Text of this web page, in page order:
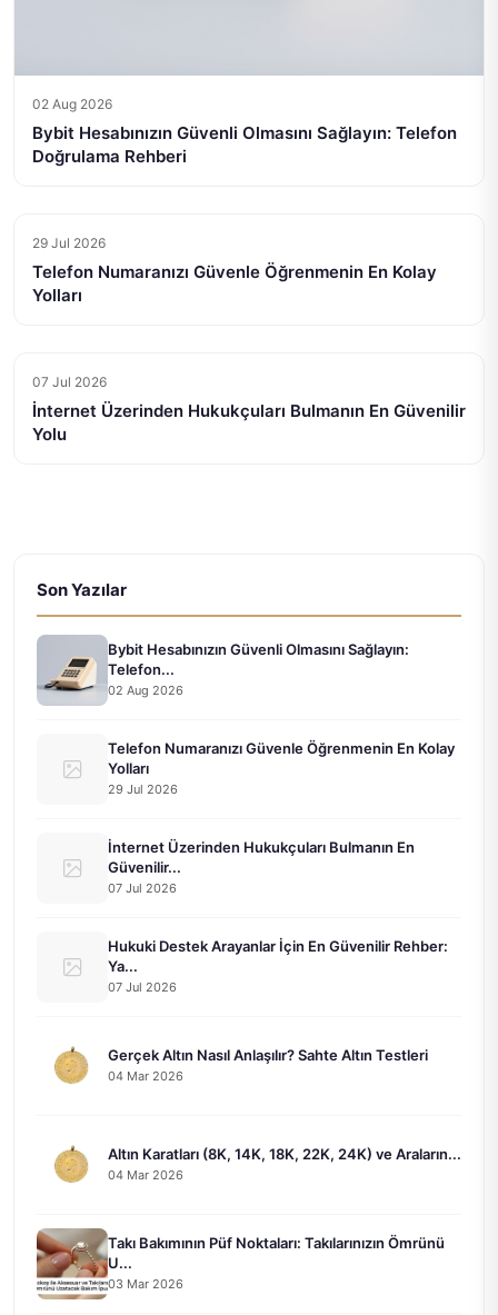
02 Aug 2026
Bybit Hesabınızın Güvenli Olmasını Sağlayın: Telefon
Doğrulama Rehberi
29 Jul 2026
Telefon Numaranızı Güvenle Öğrenmenin En Kolay
Yolları
07 Jul 2026
İnternet Üzerinden Hukukçuları Bulmanın En Güvenilir
Yolu
Son Yazılar
Bybit Hesabınızın Güvenli Olmasını Sağlayın:
Telefon...
02 Aug 2026
Telefon Numaranızı Güvenle Öğrenmenin En Kolay
Yolları
29 Jul 2026
İnternet Üzerinden Hukukçuları Bulmanın En
Güvenilir...
07 Jul 2026
Hukuki Destek Arayanlar İçin En Güvenilir Rehber:
Ya...
07 Jul 2026
Gerçek Altın Nasıl Anlaşılır? Sahte Altın Testleri
04 Mar 2026
Altın Karatları (8K, 14K, 18K, 22K, 24K) ve Araların...
04 Mar 2026
Takı Bakımının Püf Noktaları: Takılarınızın Ömrünü
U...
03 Mar 2026